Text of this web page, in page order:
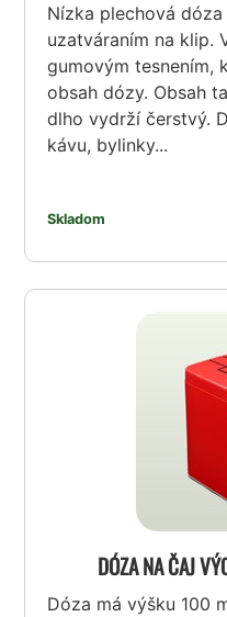
Nízka plechová
uzatváraním na klip.
gumovým tesnením,
obsah dózy. Obsah
dlho vydrží čerstvý.
kávu, bylinky...
Skladom
DÓZA NA ČAJ
Dóza má výšku 100